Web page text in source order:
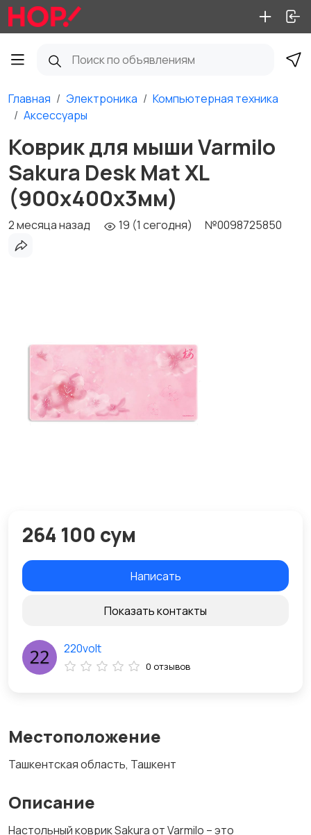
Главная Электроника
Компьютерная техника
Аксессуары
Коврик для мыши Varmilo
Sakura Desk Mat XL
(900х400х3мм)
2 месяца назад 19 (1 сегодня) №0098725850
Местоположение
Ташкентская область, Ташкент
Описание
Настольный коврик Sakura от Varmilo – это
264 100 сум
Написать
Показать контакты
220volt
0 отзывов